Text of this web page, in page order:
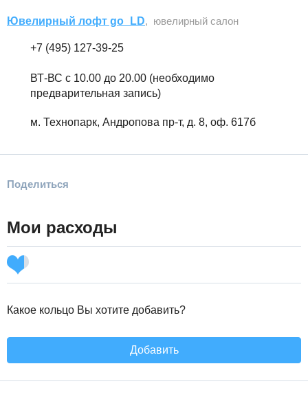
Ювелирный лофт go_LD, ювелирный салон
+7 (495) 127-39-25
ВТ-ВС с 10.00 до 20.00 (необходимо
предварительная запись)
м. Технопарк, Андропова пр-т, д. 8, оф. 617б
Поделиться
Мои расходы
Какое кольцо Вы хотите добавить?
Добавить